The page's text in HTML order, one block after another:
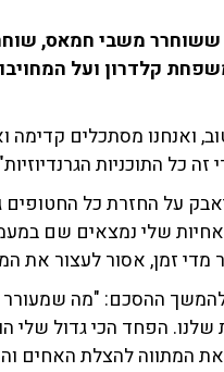
קלדרון ועל
ואנחנו מסתכלים קדימה
כל התוכניות
על החזרת כל
שלי נמצאים שם
מדי זמן, אסור לעצור את
ההסכם: "מה
שלנו. הפחד הכי גדול
המתווה להצלת האחים